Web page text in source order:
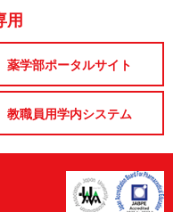
用
薬学部ポータルサイト
教職員用学内システム